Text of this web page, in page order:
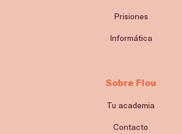
Prisiones
Informática
Sobre Flou
Tu academia
Contacto